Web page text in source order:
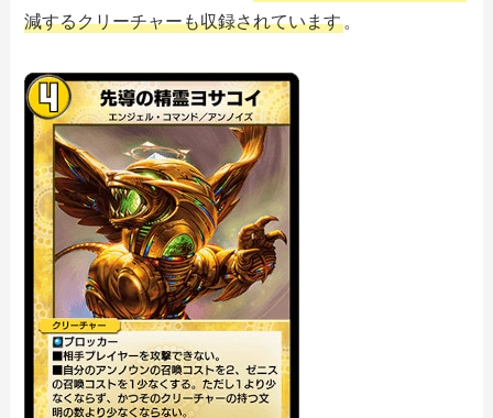
減するクリーチャーも収録されています 。